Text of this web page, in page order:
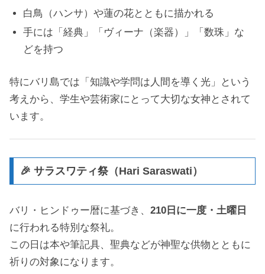
白鳥（ハンサ）や蓮の花とともに描かれる
手には「経典」「ヴィーナ（楽器）」「数珠」な
どを持つ
特にバリ島では「知識や学問は人間を導く光」という
考えから、学生や芸術家にとって大切な女神とされて
います。
🎉 サラスワティ祭（Hari Saraswati）
バリ・ヒンドゥー暦に基づき、 210日に一度・土曜日
に行われる特別な祭礼。
この日は本や筆記具、聖典などが神聖な供物とともに
祈りの対象になります。